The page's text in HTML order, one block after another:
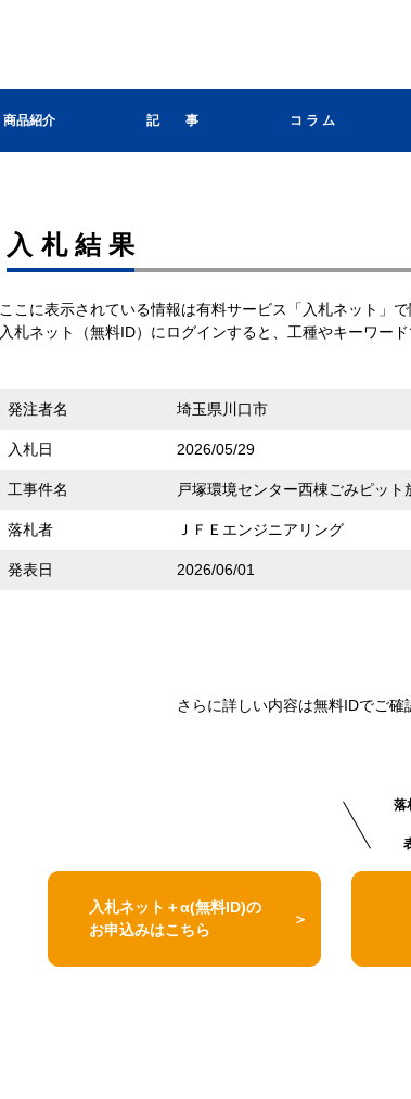
商品紹介 記 事 コ ラ ム
⼊札結果
ここに表示されている情報は有料サービス「入札ネット」
入札ネット（無料ID）にログインすると、工種やキーワー
発注者名 埼玉県川口市
入札日 2026/05/29
工事件名 戸塚環境センター西棟ごみピット
落札者 ＪＦＥエンジニアリング
発表日 2026/06/01
さらに詳しい内容は無料IDでご確
入札ネット＋α(無料ID)の
お申込みはこちら
落